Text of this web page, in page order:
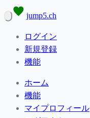
jump5.ch
ログイン
新規登録
機能
ホーム
機能
マイプロフィール